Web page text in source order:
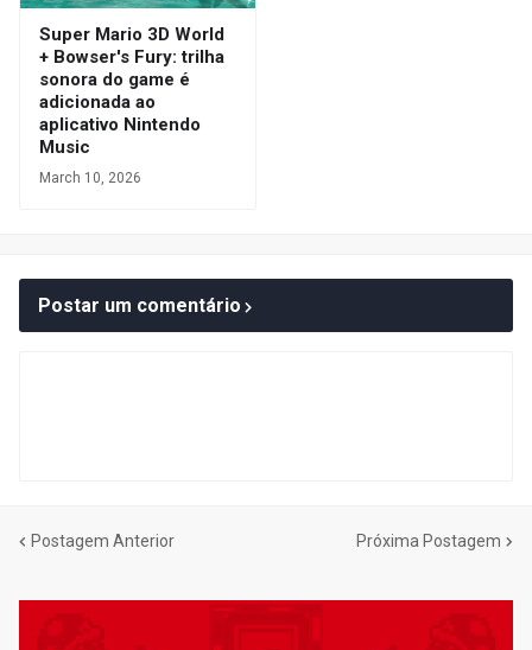
Super Mario 3D World
+ Bowser's Fury: trilha
sonora do game é
adicionada ao
aplicativo Nintendo
Music
March 10, 2026
Postar um comentário
Postagem Anterior Próxima Postagem